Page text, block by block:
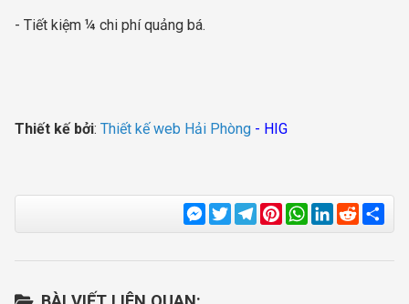
- Tiết kiệm ¼ chi phí quảng bá.
Thiết kế bởi: Thiết kế web Hải Phòng - HIG
Messenger
TwitterTelegram
Pinterest
WhatsApp
LinkedIn
Reddit